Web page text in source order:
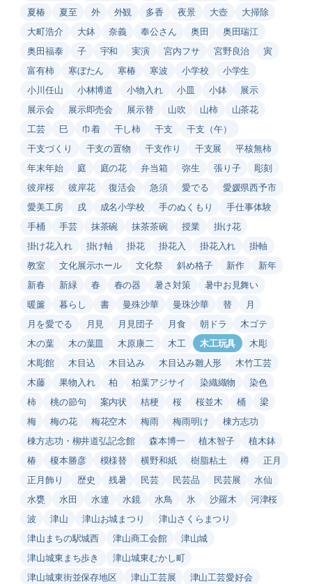
夏椿 夏至 外 外観 多香 夜景 大壺
大掃除
大町浩介
大鉢 奈義 奉公さん 奥田
奥田瑞江
奥田福泰
子 宇和 実演 宮内フサ 宮野良治
寅
富有柿
寒ぼたん 寒椿 寒波 小学校
小学生
小川任山
小林博道 小物入れ 小皿 小鉢
展示
展示会
展示即売会 展示替 山吹 山柿
山茶花
工芸
巳 巾着 干し柿 干支
干支（午）
干支づくり
干支の置物 干支作り 干支展
平核無柿
年末年始
庭 庭の花 弁当箱 弥生 張り子
彫刻
彼岸桜
彼岸花 復活会 急須 愛でる
愛媛県西予市
愛美工房
戌 成名小学校 手のぬくもり
手仕事体験
手桶
手芸 抹茶碗 抹茶茶碗 授業
掛け花
掛け花入れ
掛け軸 掛花 掛花入 掛花入れ
掛軸
教室
文化展示ホール 文化祭 斜め格子 新作
新年
新春
新緑 春 春の器 暑さ対策
暑中お見舞い
暖簾
暮らし 書 曼殊沙華 曼珠沙華 替
月
月を愛でる
月見 月見団子 月食 朝ドラ
木ゴテ
木の葉
木の葉皿 木原康二 木工 木工玩具
木彫
木彫館
木目込 木目込み 木目込み雛人形
木竹工芸
木藤
果物入れ 柏 柏葉アジサイ 染織織物
染色
柿
桃の節句 案内状 桔梗 桜 桜並木 桶
梁
梅
梅の花 梅花空木 梅雨 梅雨明け
棟方志功
棟方志功・柳井道弘記念館
森本博一 植木智子
植木鉢
椿
榎本勝彦 模様替 横野和紙 樹脂粘土 樽
正月
正月飾り
歴史 残暑 民芸 民芸品 民芸展
水仙
水甕
水田 水連 水鏡 水鳥 氷 沙羅木
河津桜
波
津山 津山お城まつり
津山さくらまつり
津山まちの駅城西
津山商工会館
津山城
津山城東まち歩き
津山城東むかし町
津山城東街並保存地区
津山工芸展
津山工芸愛好会